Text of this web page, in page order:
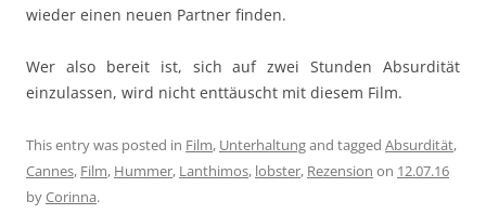
wieder einen neuen Partner finden.
Wer also bereit ist, sich auf zwei Stunden Absurdität
einzulassen, wird nicht enttäuscht mit diesem Film.
This entry was posted in Film, Unterhaltungand tagged Absurdität,
Cannes, Film, Hummer, Lanthimos, lobster, Rezension on 12.07.16
byCorinna.